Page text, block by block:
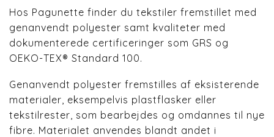
Hos Pagunette finder du tekstiler fremstillet med
genanvendt polyester samt kvaliteter med
dokumenterede certificeringer som GRS og
OEKO-TEX® Standard 100.
Genanvendt polyester fremstilles af eksisterende
materialer, eksempelvis plastflasker eller
tekstilrester, som bearbejdes og omdannes til nye
fibre. Materialet anvendes blandt andet i